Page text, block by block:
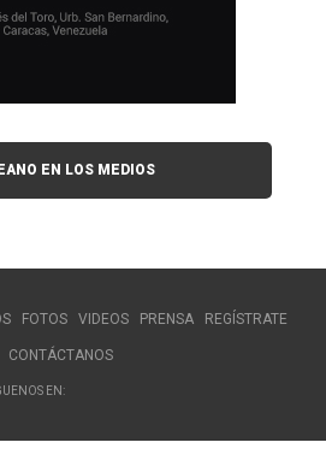
EN LOS MEDIOS
FOTOS VIDEOS PRENSA REGÍSTRATE
CONTÁCTANOS
EN: